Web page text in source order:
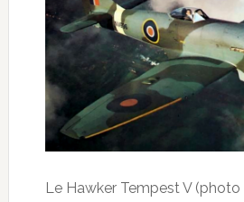
Le Hawker Tempest V